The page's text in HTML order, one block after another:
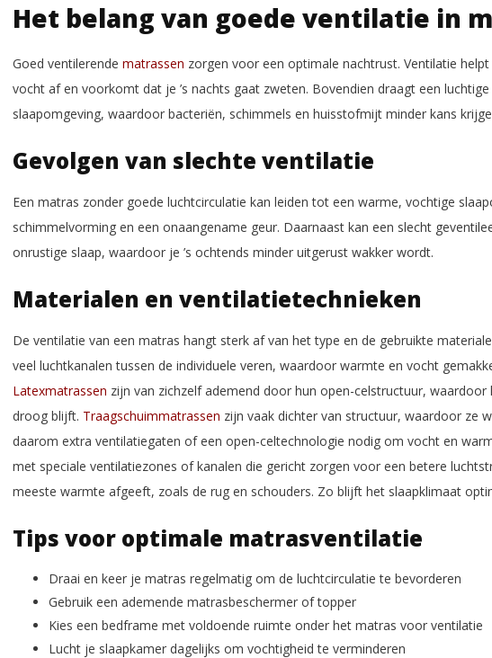
Het belang van goede ventilatie in
Goed ventilerendematrassen zorgen voor een optimale nachtrust. Ventilatie
vocht af en voorkomt dat je ’s nachts gaat zweten. Bovendien draagt een
slaapomgeving, waardoor bacteriën, schimmels en huisstofmijt minder kans
Gevolgen van slechte ventilatie
Een matras zonder goede luchtcirculatie kan leiden tot een warme, vochtige
schimmelvorming en een onaangename geur. Daarnaast kan een slecht
onrustige slaap, waardoor je ’s ochtends minder uitgerust wakker wordt.
Materialen en ventilatietechnieken
De ventilatie van een matras hangt sterk af van het type en de gebruikte
veel luchtkanalen tussen de individuele veren, waardoor warmte en vocht
Latexmatrassen zijn van zichzelf ademend door hun open-celstructuur,
droog blijft. Traagschuimmatrassen zijn vaak dichter van structuur, waardoor ze
daarom extra ventilatiegaten of een open-celtechnologie nodig om vocht en
met speciale ventilatiezones of kanalen die gericht zorgen voor een betere
meeste warmte afgeeft, zoals de rug en schouders. Zo blijft het slaapklimaat
Tips voor optimale matrasventilatie
Draai en keer je matras regelmatig om de luchtcirculatie te bevorderen
Gebruik een ademende matrasbeschermer of topper
Kies een bedframe met voldoende ruimte onder het matras voor ventilatie
Lucht je slaapkamer dagelijks om vochtigheid te verminderen